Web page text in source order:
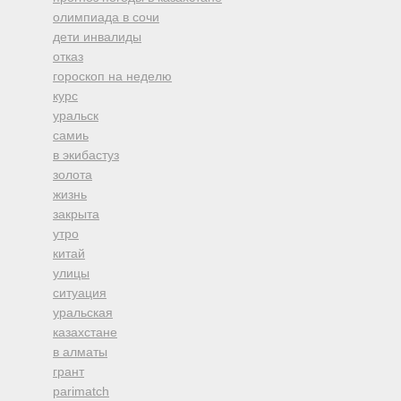
олимпиада в сочи
дети инвалиды
отказ
гороскоп на неделю
курс
уральск
самиь
в экибастуз
золота
жизнь
закрыта
утро
китай
улицы
ситуация
уральская
казахстане
в алматы
грант
parimatch